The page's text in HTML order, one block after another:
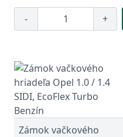
- +
Zámok vačkového